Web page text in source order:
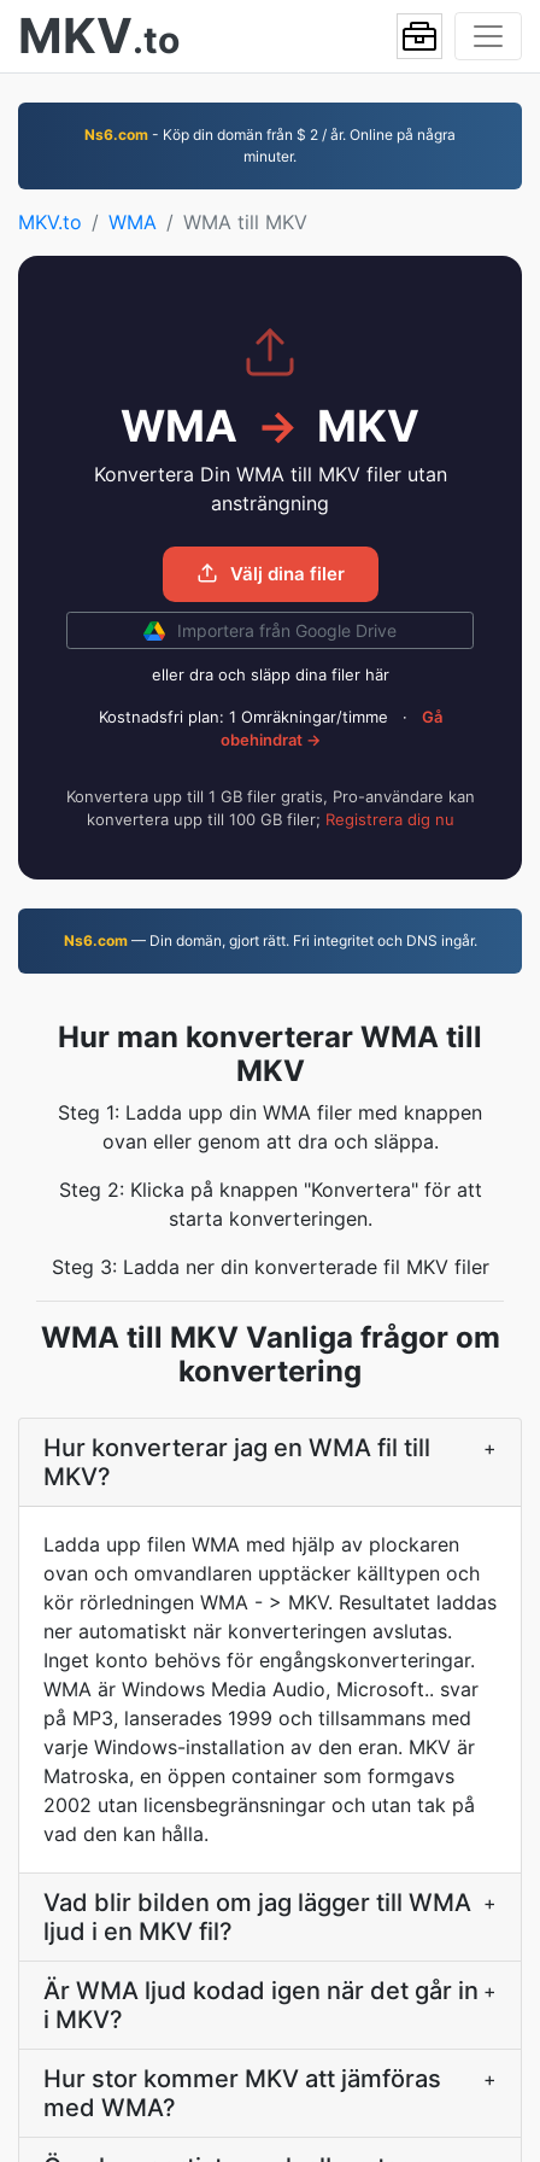
MKV.to
Ns6.com - Köp din domän från $ 2 / år. Online på några
minuter.
MKV.to WMA WMA till MKV
WMA → MKV
Konvertera Din WMA till MKV filer utan
ansträngning
Välj dina filer
Importera från Google Drive
eller dra och släpp dina filer här
Kostnadsfri plan: 1 Omräkningar/timme ·
Gå
obehindrat →
Konvertera upp till 1 GB filer gratis, Pro-användare kan
konvertera upp till 100 GB filer; Registrera dig nu
Ns6.com— Din domän, gjort rätt. Fri integritet och DNS ingår.
Hur man konverterar WMA till
MKV
Steg 1: Ladda upp din WMA filer med knappen
ovan eller genom att dra och släppa.
Steg 2: Klicka på knappen "Konvertera" för att
starta konverteringen.
Steg 3: Ladda ner din konverterade fil MKV filer
WMA till MKV Vanliga frågor om
konvertering
Hur konverterar jag en WMA fil till
MKV?
+
Ladda upp filen WMA med hjälp av plockaren
ovan och omvandlaren upptäcker källtypen och
kör rörledningen WMA - > MKV. Resultatet laddas
ner automatiskt när konverteringen avslutas.
Inget konto behövs för engångskonverteringar.
WMA är Windows Media Audio, Microsoft.. svar
på MP3, lanserades 1999 och tillsammans med
varje Windows-installation av den eran. MKV är
Matroska, en öppen container som formgavs
2002 utan licensbegränsningar och utan tak på
vad den kan hålla.
Vad blir bilden om jag lägger till WMA
ljud i en MKV fil?
+
Är WMA ljud kodad igen när det går in
i MKV?
+
Hur stor kommer MKV att jämföras
med WMA?
+